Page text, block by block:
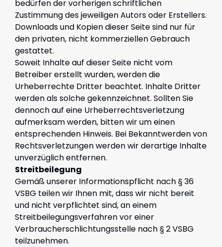
bedürfen der vorherigen schriftlichen
Zustimmung des jeweiligen Autors oder Erstellers.
Downloads und Kopien dieser Seite sind nur für
den privaten, nicht kommerziellen Gebrauch
gestattet.
Soweit Inhalte auf dieser Seite nicht vom
Betreiber erstellt wurden, werden die
Urheberrechte Dritter beachtet. Inhalte Dritter
werden als solche gekennzeichnet. Sollten Sie
dennoch auf eine Urheberrechtsverletzung
aufmerksam werden, bitten wir um einen
entsprechenden Hinweis. Bei Bekanntwerden von
Rechtsverletzungen werden wir derartige Inhalte
unverzüglich entfernen.
Streitbeilegung
Gemäß unserer Informationspflicht nach § 36
VSBG teilen wir Ihnen mit, dass wir nicht bereit
und nicht verpflichtet sind, an einem
Streitbeilegungsverfahren vor einer
Verbraucherschlichtungsstelle nach § 2 VSBG
teilzunehmen.